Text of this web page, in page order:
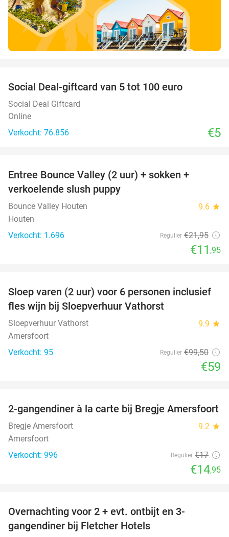
Social Deal-giftcard van 5 tot 100 euro
Social Deal Giftcard
Online
Verkocht: 76.856
€5
Entree Bounce Valley (2 uur) + sokken +
verkoelende slush puppy
Bounce Valley Houten 9.6 star
Houten
Verkocht: 1.696
Regulier €21,95
€11 ,95
41%
Sloep varen (2 uur) voor 6 personen inclusief
fles wijn bij Sloepverhuur Vathorst
Sloepverhuur Vathorst 9.9 star
Amersfoort
Verkocht: 95
Regulier €99,50
€59
12%
2-gangendiner à la carte bij Bregje Amersfoort
Bregje Amersfoort 9.2 star
Amersfoort
Verkocht: 996
Regulier €17
€14,95
Overnachting voor 2 + evt. ontbijt en 3-
gangendiner bij Fletcher Hotels